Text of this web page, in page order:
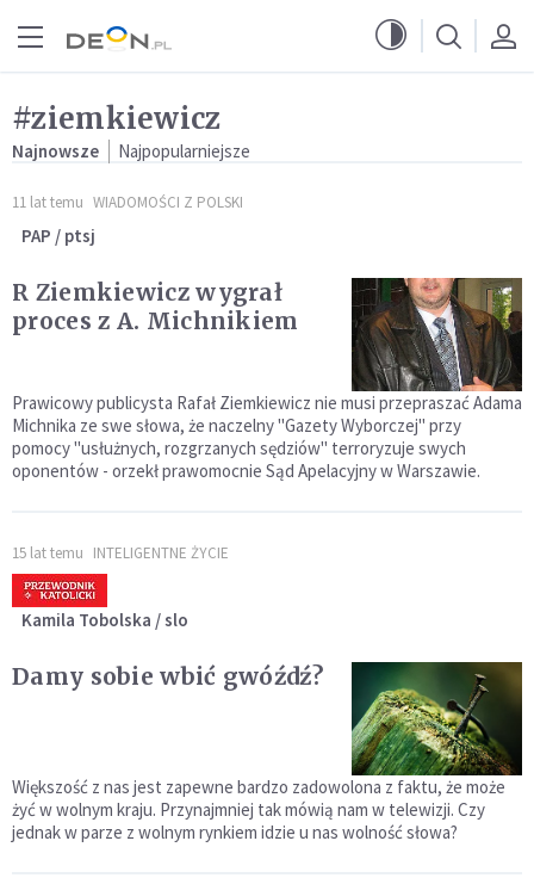
#ziemkiewicz
Najnowsze Najpopularniejsze
11 lat temu WIADOMOŚCI Z POLSKI
PAP / ptsj
R Ziemkiewicz wygrał
proces z A. Michnikiem
Prawicowy publicysta Rafał Ziemkiewicz nie musi przepraszać Adama
Michnika ze swe słowa, że naczelny "Gazety Wyborczej" przy
pomocy "usłużnych, rozgrzanych sędziów" terroryzuje swych
oponentów - orzekł prawomocnie Sąd Apelacyjny w Warszawie.
15 lat temu INTELIGENTNE ŻYCIE
Kamila Tobolska / slo
Damy sobie wbić gwóźdź?
Większość z nas jest zapewne bardzo zadowolona z faktu, że może
żyć w wolnym kraju. Przynajmniej tak mówią nam w telewizji. Czy
jednak w parze z wolnym rynkiem idzie u nas wolność słowa?